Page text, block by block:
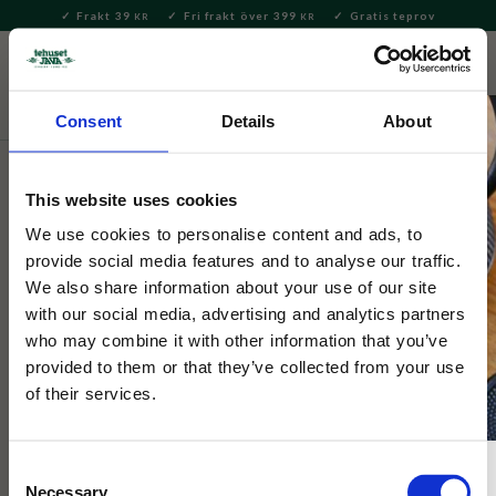
Consent Details About
This website uses cookies
We use cookies to personalise content and ads, to
provide social media features and to analyse our traffic.
We also share information about your use of our site
with our social media, advertising and analytics partners
who may combine it with other information that you’ve
provided to them or that they’ve collected from your use
of their services.
Necessary
Meny
Frakt 39 KR Fri frakt över 399 KR Gratis teprov
Delikatesser Dryck
La Mortuacienne
La Mortuacienne Lemonad
Pamplemouse 1L
En klassisk fransk grapefrukt lemonad från Rième Boissons
som tillverkat lemonad sedan 1921. Innehåller endast naturliga
aromer.